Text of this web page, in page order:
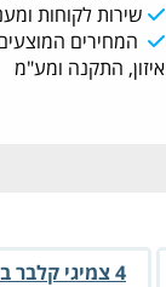
שירות לקוחות
המחירים
איזון, התקנה ומע"מ